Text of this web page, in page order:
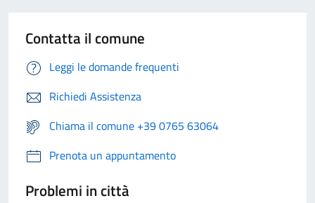
Contatta il comune
Leggi le domande frequenti
Richiedi Assistenza
Chiama il comune +39 0765 63064
Prenota un appuntamento
Problemi in città